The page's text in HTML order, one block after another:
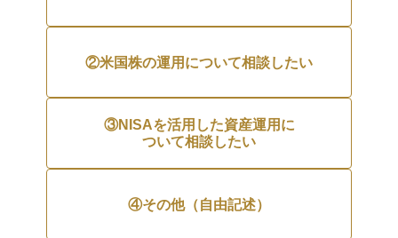
②米国株の運用について相談したい
③NISAを活用した資産運用に
ついて相談したい
④その他（自由記述）